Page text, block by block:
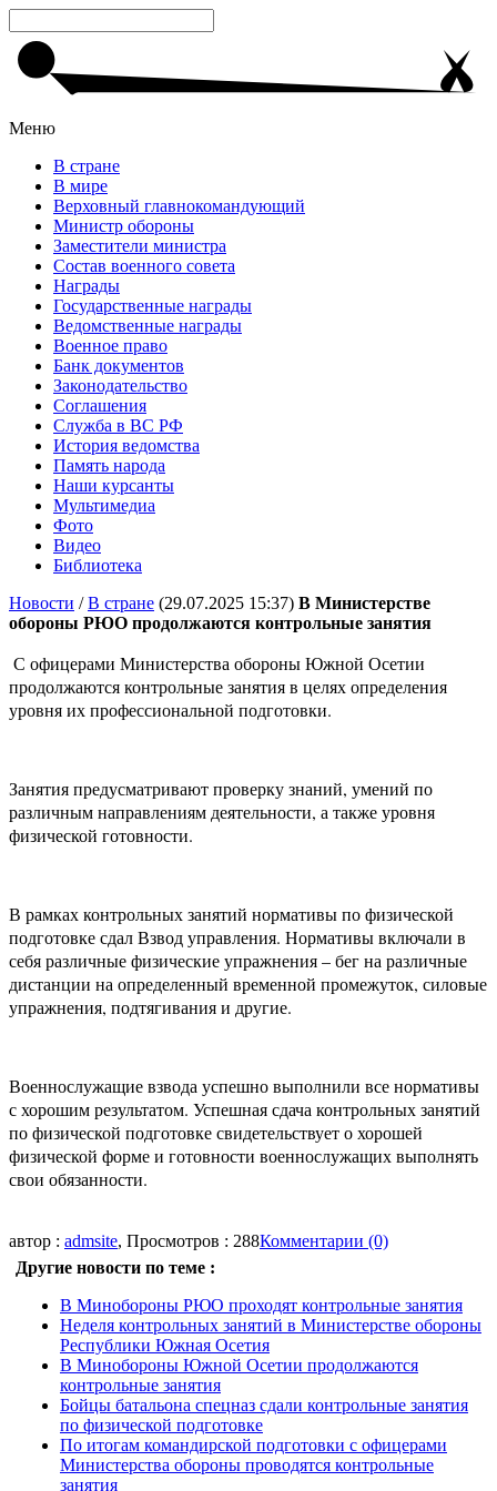
Меню
В стране
В мире
Верховный главнокомандующий
Министр обороны
Заместители министра
Состав военного совета
Награды
Государственные награды
Ведомственные награды
Военное право
Банк документов
Законодательство
Соглашения
Служба в ВС РФ
История ведомства
Память народа
Наши курсанты
Мультимедиа
Фото
Видео
Библиотека
Новости /В стране (29.07.2025 15:37) В Министерстве
обороны РЮО продолжаются контрольные занятия
С офицерами Министерства обороны Южной Осетии
продолжаются контрольные занятия в целях определения
уровня их профессиональной подготовки.
Занятия предусматривают проверку знаний, умений по
различным направлениям деятельности, а также уровня
физической готовности.
В рамках контрольных занятий нормативы по физической
подготовке сдал Взвод управления. Нормативы включали в
себя различные физические упражнения – бег на различные
дистанции на определенный временной промежуток, силовые
упражнения, подтягивания и другие.
Военнослужащие взвода успешно выполнили все нормативы
с хорошим результатом. Успешная сдача контрольных занятий
по физической подготовке свидетельствует о хорошей
физической форме и готовности военнослужащих выполнять
свои обязанности.
автор : admsite, Просмотров : 288Комментарии (0)
Другие новости по теме :
В Минобороны РЮО проходят контрольные занятия
Неделя контрольных занятий в Министерстве обороны
Республики Южная Осетия
В Минобороны Южной Осетии продолжаются
контрольные занятия
Бойцы батальона спецназ сдали контрольные занятия
по физической подготовке
По итогам командирской подготовки с офицерами
Министерства обороны проводятся контрольные
занятия